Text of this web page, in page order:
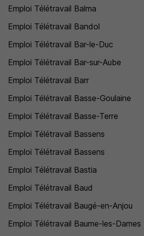
Emploi Télétravail Balma
Emploi Télétravail Bandol
Emploi Télétravail Bar-le-Duc
Emploi Télétravail Bar-sur-Aube
Emploi Télétravail Barr
Emploi Télétravail Basse-Goulaine
Emploi Télétravail Basse-Terre
Emploi Télétravail Bassens
Emploi Télétravail Bassens
Emploi Télétravail Bastia
Emploi Télétravail Baud
Emploi Télétravail Baugé-en-Anjou
Emploi Télétravail Baume-les-Dames